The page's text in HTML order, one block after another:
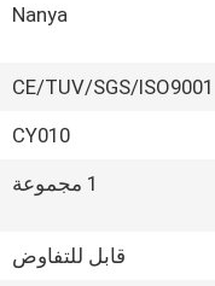
Nanya
CE/TUV/SGS/ISO9001
CY010
1 مجموعة
قابل للتفاوض